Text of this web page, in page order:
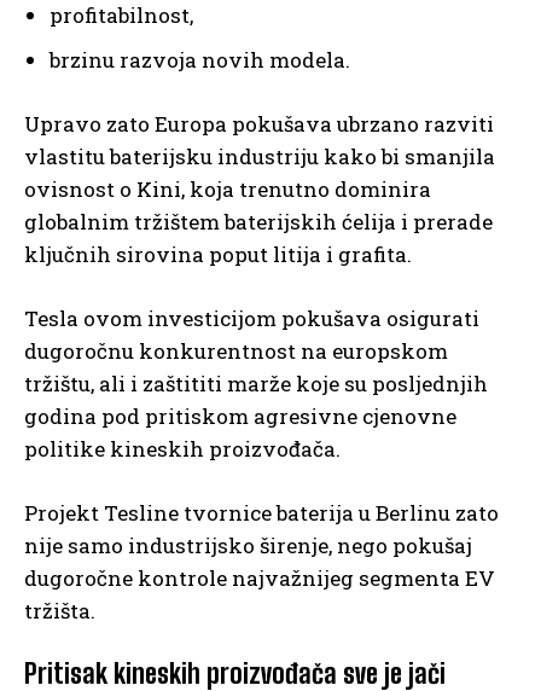
profitabilnost,
brzinu razvoja novih modela.
Upravo zato Europa pokušava ubrzano razviti
vlastitu baterijsku industriju kako bi smanjila
ovisnost o Kini, koja trenutno dominira
globalnim tržištem baterijskih ćelija i prerade
ključnih sirovina poput litija i grafita.
Tesla ovom investicijom pokušava osigurati
dugoročnu konkurentnost na europskom
tržištu, ali i zaštititi marže koje su posljednjih
godina pod pritiskom agresivne cjenovne
politike kineskih proizvođača.
Projekt Tesline tvornice baterija u Berlinu zato
nije samo industrijsko širenje, nego pokušaj
dugoročne kontrole najvažnijeg segmenta EV
tržišta.
Pritisak kineskih proizvođača sve je jači